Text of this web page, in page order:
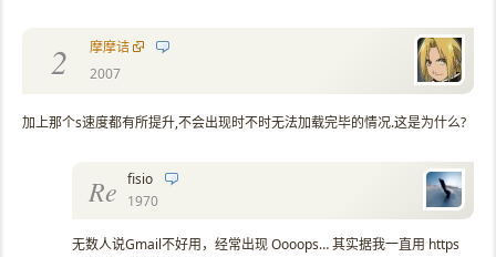
2
摩摩诘
2007
加上那个s速度都有所提升,不会出现时不时无法加载完毕的情况.这是为什么?
Re fisio
1970
无数人说Gmail不好用，经常出现 Oooops… 其实据我一直用 https